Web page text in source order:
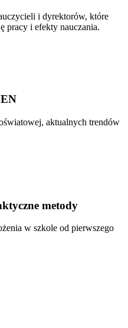
i dyrektorów, które
pracy i efekty nauczania.
aktualnych trendów
metody
w szkole od pierwszego